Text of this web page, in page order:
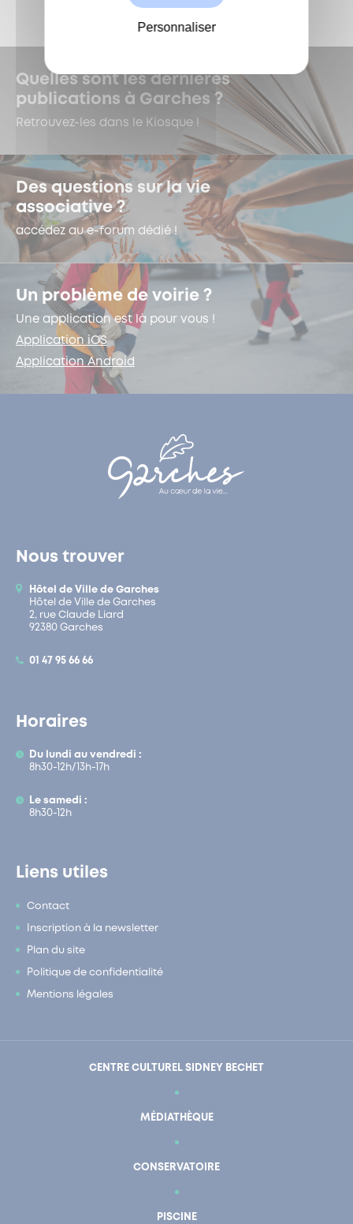
Quelles sont les dernières
publications à Garches ?
Retrouvez-les dans le Kiosque !
Des questions sur la vie
associative ?
accédez au e-forum dédié !
Un problème de voirie ?
Une application est là pour vous !
Application iOS
Application Android
Nous trouver
Hôtel de Ville de Garches
Hôtel de Ville de Garches
2, rue Claude Liard
92380 Garches
01 47 95 66 66
Horaires
Du lundi au vendredi :
8h30-12h/13h-17h
Le samedi :
8h30-12h
Liens utiles
Contact
Inscription à la newsletter
Plan du site
Politique de confidentialité
Mentions légales
CENTRE CULTUREL SIDNEY BECHET
MÉDIATHÈQUE
CONSERVATOIRE
PISCINE
Personnaliser